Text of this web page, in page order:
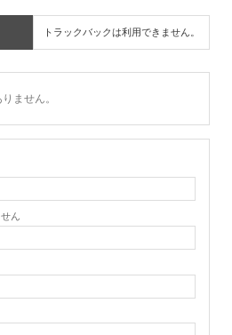
トラックバックは利用できません。
ません。
ん